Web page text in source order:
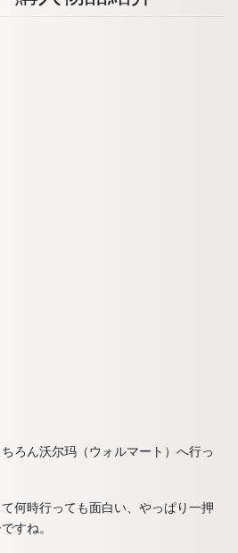
ろん沃尔玛（ウォルマート）へ行っ
何時行っても面白い、やっぱり一押
すね。